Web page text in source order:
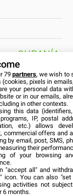
CUBANÍA
79partners, we wish to
(cookies, pixels in
your personal data
or in our emails,
in other contexts.
this data
IP, postal
etc.) allows
commercial offers and
by email, post, SMS,
their
of your browsing
"accept all" and
icon. You can also
activities not
6 months.